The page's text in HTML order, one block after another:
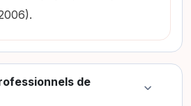
.
de
Colapsar